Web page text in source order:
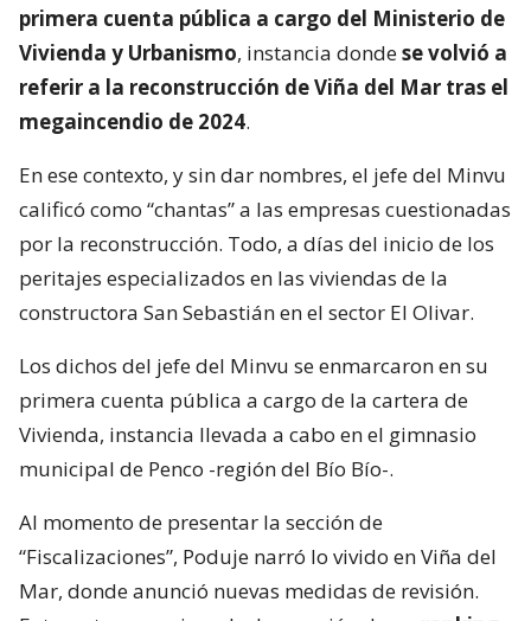
primera cuenta pública a cargo del Ministerio de
Vivienda y Urbanismo, instancia dondese volvió a
referir a la reconstrucción de Viña del Mar tras el
megaincendio de 2024.
En ese contexto, y sin dar nombres, el jefe del Minvu
calificó como “chantas” a las empresas cuestionadas
por la reconstrucción. Todo, a días del inicio de los
peritajes especializados en las viviendas de la
constructora San Sebastián en el sector El Olivar.
Los dichos del jefe del Minvu se enmarcaron en su
primera cuenta pública a cargo de la cartera de
Vivienda, instancia llevada a cabo en el gimnasio
municipal de Penco -región del Bío Bío-.
Al momento de presentar la sección de
“Fiscalizaciones”, Poduje narró lo vivido en Viña del
Mar, donde anunció nuevas medidas de revisión.